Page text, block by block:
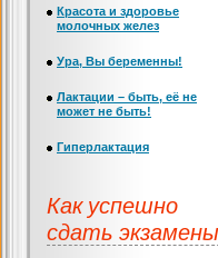
Красота и здоровье
молочных желез
Ура, Вы беременны!
Лактации – быть, её не
может не быть!
Гиперлактация
Как успешно
сдать экзамены